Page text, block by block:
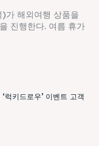
가 해외여행 상품을
진행한다. 여름 휴가
럭키드로우’ 이벤트 고객